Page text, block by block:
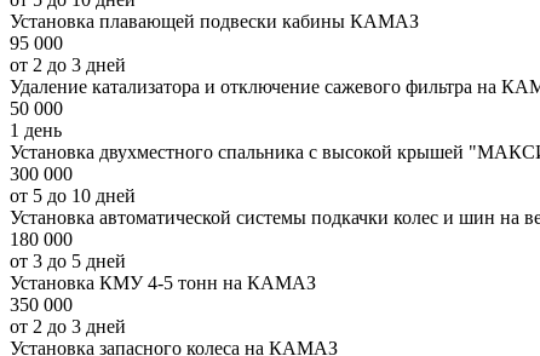
Установка плавающей подвески кабины КАМАЗ
95 000
от 2 до 3 дней
Удаление катализатора и отключение сажевого фильтра на
50 000
1 день
Установка двухместного спальника с высокой крышей
300 000
от 5 до 10 дней
Установка автоматической системы подкачки колес и шин на
180 000
от 3 до 5 дней
Установка КМУ 4-5 тонн на КАМАЗ
350 000
от 2 до 3 дней
Установка запасного колеса на КАМАЗ